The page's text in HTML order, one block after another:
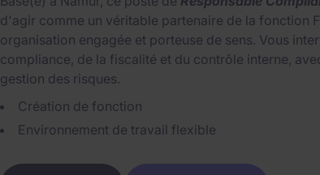
d'agir comme un véritable partenaire de la fonction
organisation engagée et porteuse de sens. Vous
compliance, de la fiscalité et du contrôle interne,
gestion des risques.
Création de fonction
Environnement de travail flexible